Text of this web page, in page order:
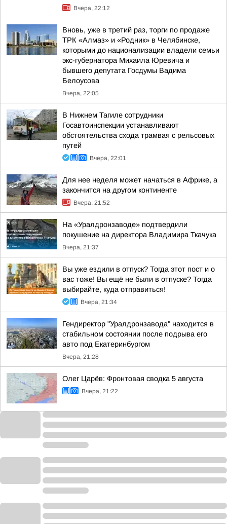
Вчера, 22:12
Вновь, уже в третий раз, торги по продаже
ТРК «Алмаз» и «Родник» в Челябинске,
которыми до национализации владели семьи
экс-губернатора Михаила Юревича и
бывшего депутата Госдумы Вадима
Белоусова
Вчера, 22:05
В Нижнем Тагиле сотрудники
Госавтоинспекции устанавливают
обстоятельства схода трамвая с рельсовых
путей
Вчера, 22:01
Для нее неделя может начаться в Африке, а
закончится на другом континенте
Вчера, 21:52
На «Уралдронзаводе» подтвердили
покушение на директора Владимира Ткачука
Вчера, 21:37
Вы уже ездили в отпуск? Тогда этот пост и о
вас тоже! Вы ещё не были в отпуске? Тогда
выбирайте, куда отправиться!
Вчера, 21:34
Гендиректор "Уралдронзавода" находится в
стабильном состоянии после подрыва его
авто под Екатеринбургом
Вчера, 21:28
Олег Царёв: Фронтовая сводка 5 августа
Вчера, 21:22